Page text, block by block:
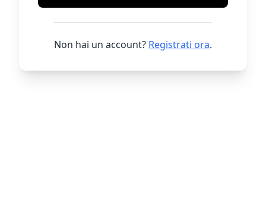
Non hai un account? Registrati ora.